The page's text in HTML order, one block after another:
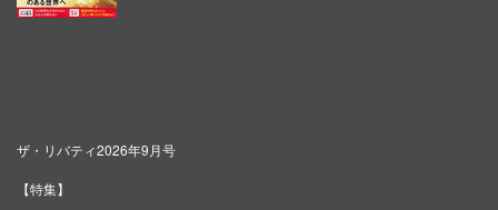
ザ・リバティ2026年9月号
【特集】